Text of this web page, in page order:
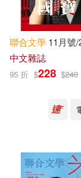
人民郵電
St Martins
中國人
商務印書
其他 (可複選)
現在可購
聯合文學 11月號
中文雜誌
95 折 $228 $240